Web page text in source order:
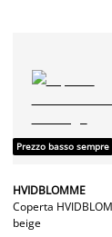
Prezzo basso sempre
HVIDBLOMME
Coperta
beige